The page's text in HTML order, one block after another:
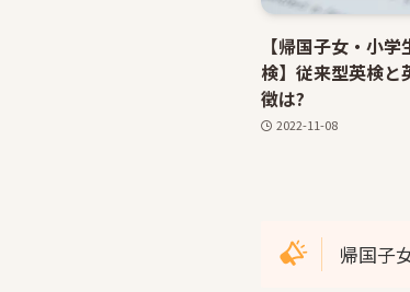
【帰国子女・小
検】従来型英検と
徴は?
2022-11-08
帰国子